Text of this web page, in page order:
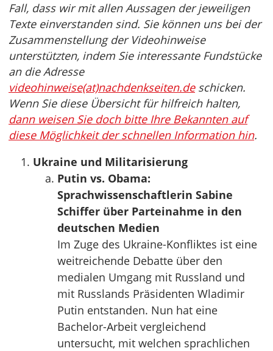
Fall, dass wir mit allen Aussagen der jeweiligen
Texte einverstanden sind. Sie können uns bei der
Zusammenstellung der Videohinweise
unterstützten, indem Sie interessante Fundstücke
an die Adresse
videohinweise(at)nachdenkseiten.deschicken.
Wenn Sie diese Übersicht für hilfreich halten,
dann weisen Sie doch bitte Ihre Bekannten auf
diese Möglichkeit der schnellen Information hin.
Ukraine und Militarisierung
Putin vs. Obama:
Sprachwissenschaftlerin Sabine
Schiffer über Parteinahme in den
deutschen Medien
Im Zuge des Ukraine-Konfliktes ist eine
weitreichende Debatte über den
medialen Umgang mit Russland und
mit Russlands Präsidenten Wladimir
Putin entstanden. Nun hat eine
Bachelor-Arbeit vergleichend
untersucht, mit welchen sprachlichen